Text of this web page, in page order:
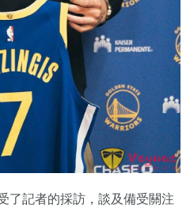
了記者的採訪，談及備受關注